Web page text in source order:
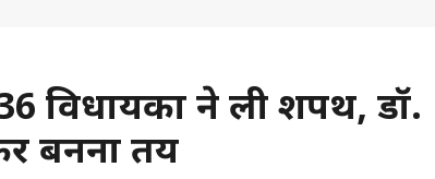
विधायकों ने ली शपथ, डॉ.
बनना तय